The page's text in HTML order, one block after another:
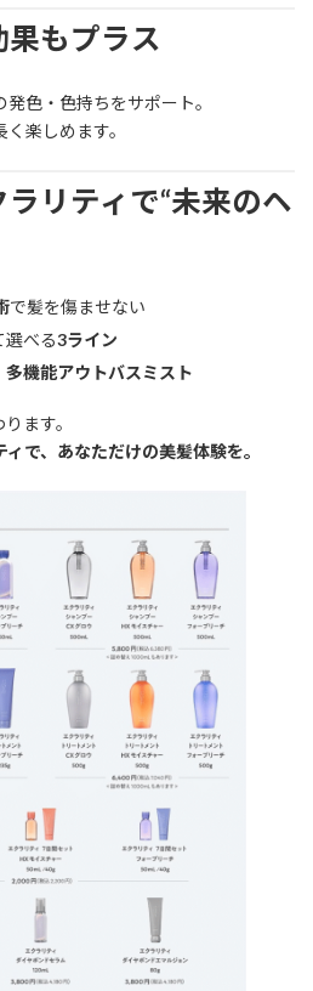
もプラス
色・色持ちをサポート。
楽しめます。
リティで“未来のヘ
で髪を傷ませない
選べる3ライン
多機能アウトバスミスト
ます。
で、あなただけの美髪体験を。